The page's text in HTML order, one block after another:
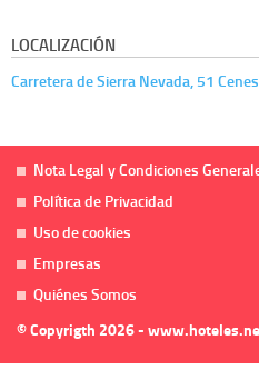
LOCALIZACIÓN
Carretera de Sierra Nevada, 51
Nota Legal y Condiciones
Política de Privacidad
Uso de cookies
Empresas
Quiénes Somos
© Copyrigth 2026 -